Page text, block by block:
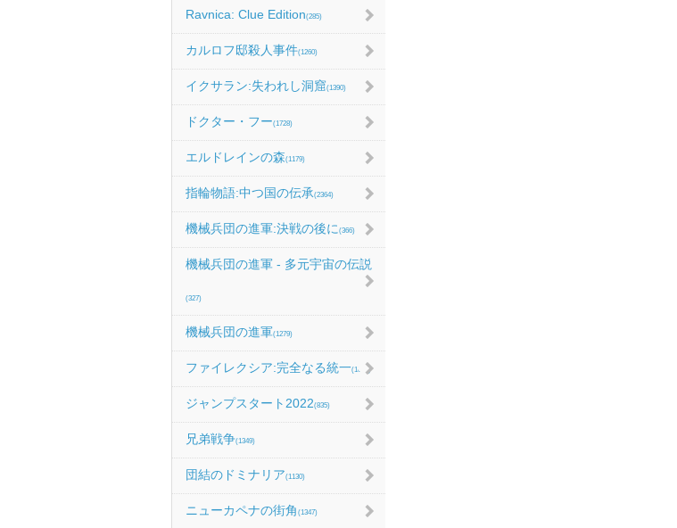
Ravnica: Clue Edition(285)
カルロフ邸殺人事件(1260)
イクサラン:失われし洞窟(1390)
ドクター・フー(1728)
エルドレインの森(1179)
指輪物語:中つ国の伝承(2364)
機械兵団の進軍:決戦の後に (366)
機械兵団の進軍 - 多元宇宙の伝説
(327)
機械兵団の進軍(1279)
ファイレクシア:完全なる統一(1067)
ジャンプスタート2022(835)
兄弟戦争(1349)
団結のドミナリア(1130)
ニューカペナの街角 (1347)